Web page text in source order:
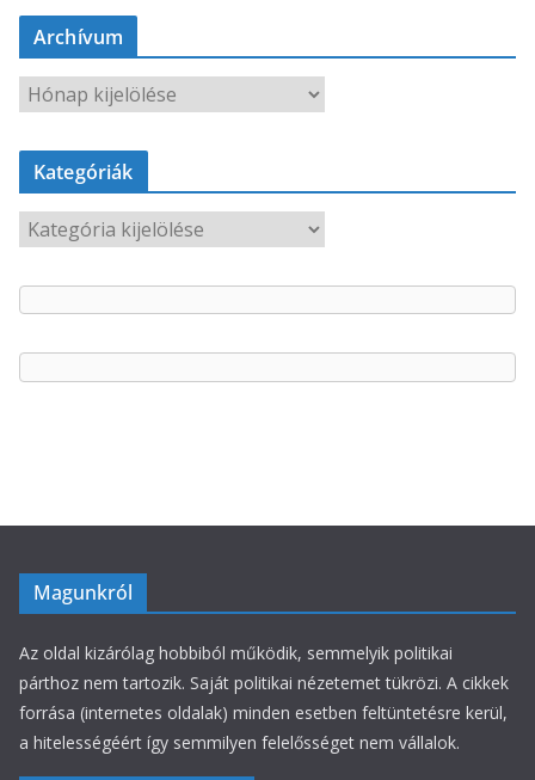
Archívum
r
c
í
Kategóriák
a
t
e
ó
Magunkról
Az oldal kizárólag hobbiból működik, semmelyik politikai
párthoz nem tartozik. Saját politikai nézetemet tükrözi. A cikkek
forrása (internetes oldalak) minden esetben feltüntetésre kerül,
a hitelességéért így semmilyen felelősséget nem vállalok.